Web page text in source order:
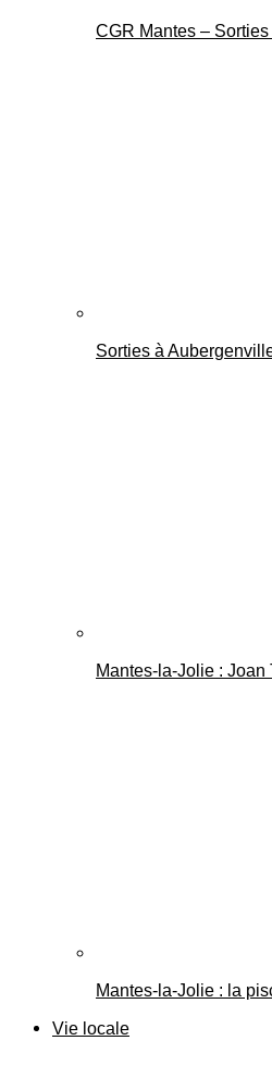
CGR Mantes –
Sorties à
Mantes-la-Jolie : Joan
Mantes-la-Jolie : la
Vie locale